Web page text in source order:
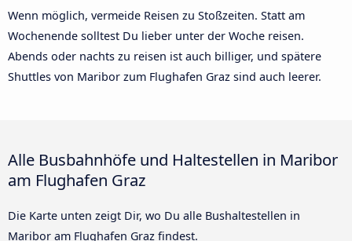
Wenn möglich, vermeide Reisen zu Stoßzeiten. Statt am
Wochenende solltest Du lieber unter der Woche reisen.
Abends oder nachts zu reisen ist auch billiger, und spätere
Shuttles von Maribor zum Flughafen Graz sind auch leerer.
Alle Busbahnhöfe und Haltestellen in Maribor
am Flughafen Graz
Die Karte unten zeigt Dir, wo Du alle Bushaltestellen in
Maribor am Flughafen Graz findest.